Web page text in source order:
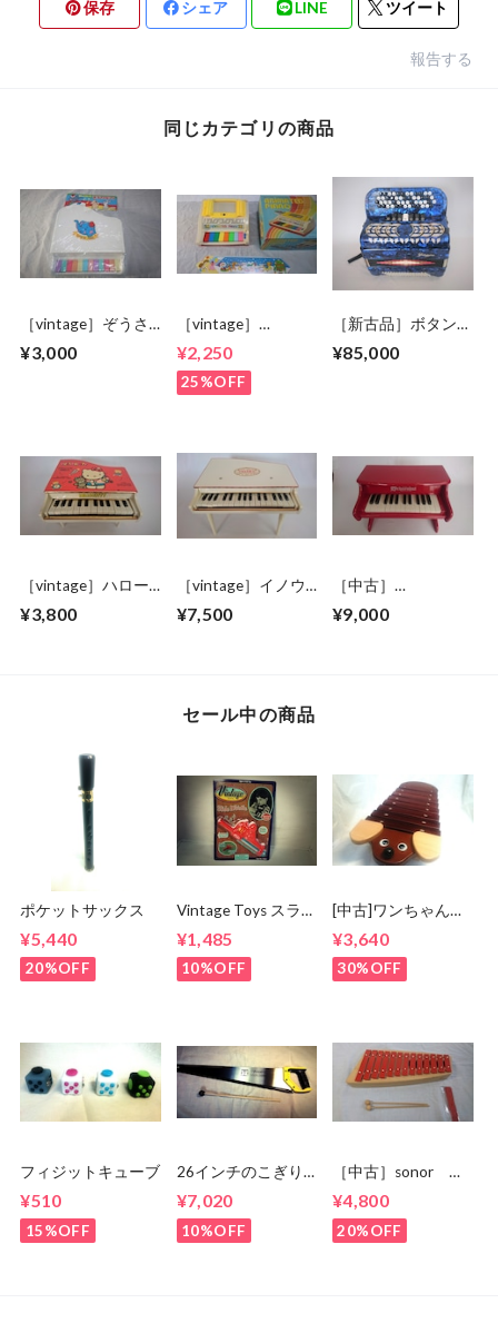
保存 シェア LINE ツイート
報告する
同じカテゴリの商品
［vintage］ぞうさ
¥3,000
［vintage］
¥2,250
25%OFF
［新古品］ボタンア
¥85,000
［vintage］ハロー
ノ 24鍵盤
¥3,800
［vintage］イノウ
白 31鍵盤 デッ
¥7,500
［中古］
アノ 25鍵盤 赤
¥9,000
セール中の商品
ポケットサックス
¥5,440
20%OFF
Vintage Toys スライ
¥1,485
10%OFF
[中古]ワンちゃんシ
¥3,640
30%OFF
フィジットキューブ
¥510
15%OFF
26インチのこぎり
¥7,020
10%OFF
［中古］sonor グ
NG11 箱 状態
良
¥4,800
20%OFF